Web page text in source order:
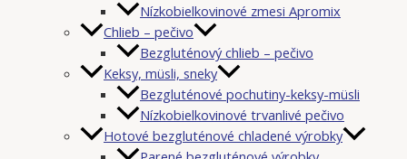
Nízkobielkovinové zmesi Apromix
Chlieb – pečivo
Bezgluténový chlieb – pečivo
Keksy, müsli, sneky
Bezgluténové pochutiny-keksy-müsli
Nízkobielkovinové trvanlivé pečivo
Hotové bezgluténové chladené výrobky